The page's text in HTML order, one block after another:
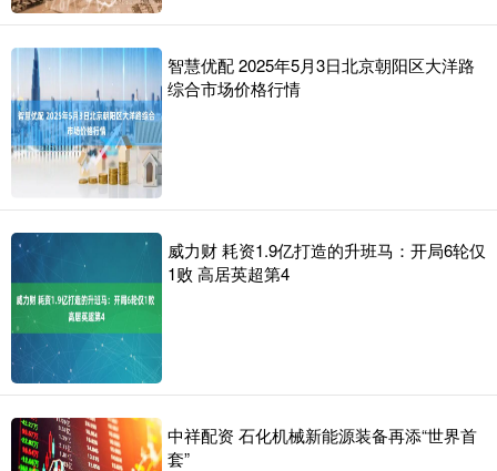
智慧优配 2025年5月3日北京朝阳区大洋路
综合市场价格行情
威力财 耗资1.9亿打造的升班马：开局6轮仅
1败 高居英超第4
中祥配资 石化机械新能源装备再添“世界首
套”